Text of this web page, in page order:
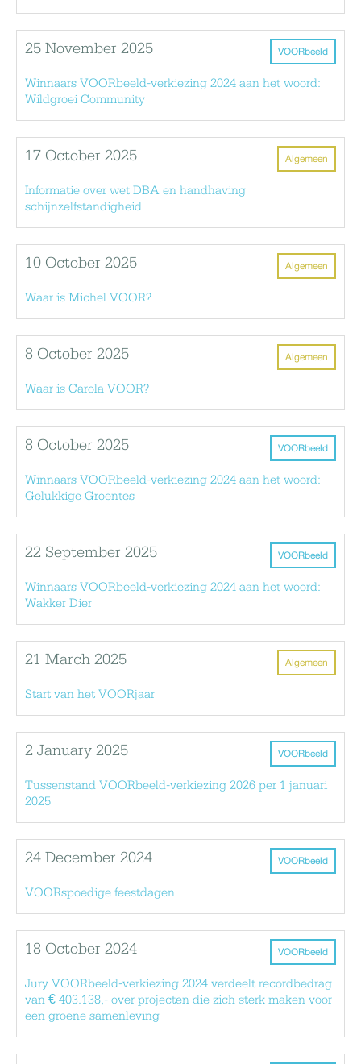
VOORbeeld
25 November 2025
Winnaars VOORbeeld-verkiezing 2024 aan het woord:
Wildgroei Community
Algemeen
17 October 2025
Informatie over wet DBA en handhaving
schijnzelfstandigheid
Algemeen
10 October 2025
Waar is Michel VOOR?
Algemeen
8 October 2025
Waar is Carola VOOR?
VOORbeeld
8 October 2025
Winnaars VOORbeeld-verkiezing 2024 aan het woord:
Gelukkige Groentes
VOORbeeld
22 September 2025
Winnaars VOORbeeld-verkiezing 2024 aan het woord:
Wakker Dier
Algemeen
21 March 2025
Start van het VOORjaar
VOORbeeld
2 January 2025
Tussenstand VOORbeeld-verkiezing 2026 per 1 januari
2025
VOORbeeld
24 December 2024
VOORspoedige feestdagen
VOORbeeld
18 October 2024
Jury VOORbeeld-verkiezing 2024 verdeelt recordbedrag
van € 403.138,- over projecten die zich sterk maken voor
een groene samenleving